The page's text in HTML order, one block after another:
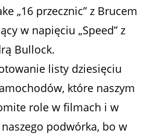
„16 przecznic” z Brucem
w napięciu „Speed” z
Bullock.
listy dziesięciu
które naszym
role w filmach i w
podwórka, bo w